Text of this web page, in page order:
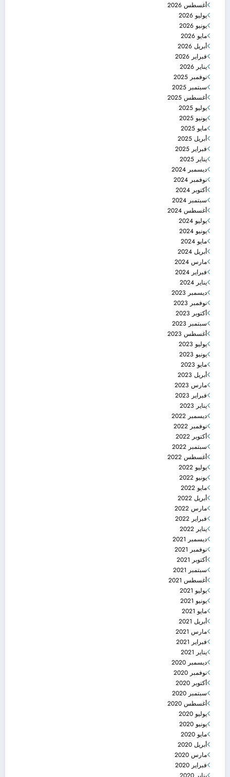
أغسطس 2026
يوليو 2026
يونيو 2026
مايو 2026
أبريل 2026
فبراير 2026
يناير 2026
نوفمبر 2025
سبتمبر 2025
أغسطس 2025
يوليو 2025
يونيو 2025
مايو 2025
أبريل 2025
فبراير 2025
يناير 2025
ديسمبر 2024
نوفمبر 2024
أكتوبر 2024
سبتمبر 2024
أغسطس 2024
يوليو 2024
يونيو 2024
مايو 2024
أبريل 2024
مارس 2024
فبراير 2024
يناير 2024
ديسمبر 2023
نوفمبر 2023
أكتوبر 2023
سبتمبر 2023
أغسطس 2023
يوليو 2023
يونيو 2023
مايو 2023
أبريل 2023
مارس 2023
فبراير 2023
يناير 2023
ديسمبر 2022
نوفمبر 2022
أكتوبر 2022
سبتمبر 2022
أغسطس 2022
يوليو 2022
يونيو 2022
مايو 2022
أبريل 2022
مارس 2022
فبراير 2022
يناير 2022
ديسمبر 2021
نوفمبر 2021
أكتوبر 2021
سبتمبر 2021
أغسطس 2021
يوليو 2021
يونيو 2021
مايو 2021
أبريل 2021
مارس 2021
فبراير 2021
يناير 2021
ديسمبر 2020
نوفمبر 2020
أكتوبر 2020
سبتمبر 2020
أغسطس 2020
يوليو 2020
يونيو 2020
مايو 2020
أبريل 2020
مارس 2020
فبراير 2020